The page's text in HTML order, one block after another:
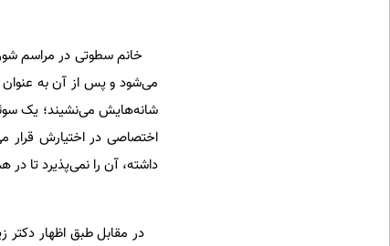
خانم سطوتی در مراسم
می‌شود و پس از آن به
اختصاصی در اختیارش قرار
داشته، آن را نمی‌پذیرد تا در
در مقابل طبق اظهار دکتر